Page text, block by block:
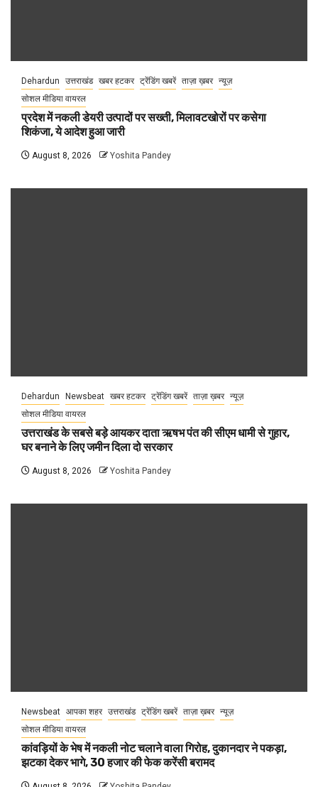
Dehardun उत्तराखंड खबर हटकर ट्रेंडिंग खबरें ताज़ा ख़बर न्यूज़
सोशल मीडिया वायरल
प्रदेश में नकली डेयरी उत्पादों पर सख्ती, मिलावटखोरों पर कसेगा
शिकंजा, ये आदेश हुआ जारी
August 8, 2026 Yoshita Pandey
Dehardun Newsbeat खबर हटकर ट्रेंडिंग खबरें ताज़ा ख़बर न्यूज़
सोशल मीडिया वायरल
उत्तराखंड के सबसे बड़े आयकर दाता ऋषभ पंत की सीएम धामी से गुहार,
घर बनाने के लिए जमीन दिला दो सरकार
August 8, 2026 Yoshita Pandey
Newsbeat आपका शहर उत्तराखंड ट्रेंडिंग खबरें ताज़ा ख़बर न्यूज़
सोशल मीडिया वायरल
कांवड़ियों के भेष में नकली नोट चलाने वाला गिरोह, दुकानदार ने पकड़ा,
झटका देकर भागे, 30 हजार की फेक करेंसी बरामद